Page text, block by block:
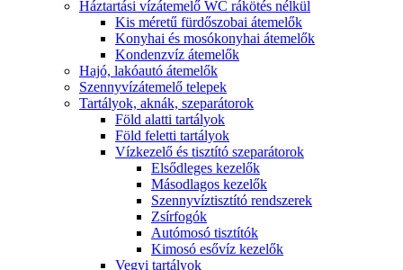
Háztartási vízátemelő WC rákötés nélkül
Kis méretű fürdőszobai átemelők
Konyhai és mosókonyhai átemelők
Kondenzvíz átemelők
Hajó, lakóautó átemelők
Szennyvízátemelő telepek
Tartályok, aknák, szeparátorok
Föld alatti tartályok
Föld feletti tartályok
Vízkezelő és tisztító szeparátorok
Elsődleges kezelők
Másodlagos kezelők
Szennyvíztisztító rendszerek
Zsírfogók
Autómosó tisztítók
Kimosó esővíz kezelők
Vegyi tartályok